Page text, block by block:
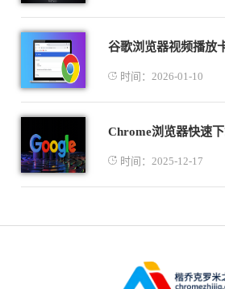
时间：2026-01-10
时间：2025-12-17